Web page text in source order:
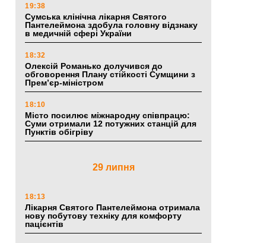
19:38
Сумська клінічна лікарня Святого
Пантелеймона здобула головну відзнаку
в медичній сфері України
18:32
Олексій Романько долучився до
обговорення Плану стійкості Сумщини з
Прем’єр-міністром
18:10
Місто посилює міжнародну співпрацю:
Суми отримали 12 потужних станцій для
Пунктів обігріву
29 липня
18:13
Лікарня Святого Пантелеймона отримала
нову побутову техніку для комфорту
пацієнтів